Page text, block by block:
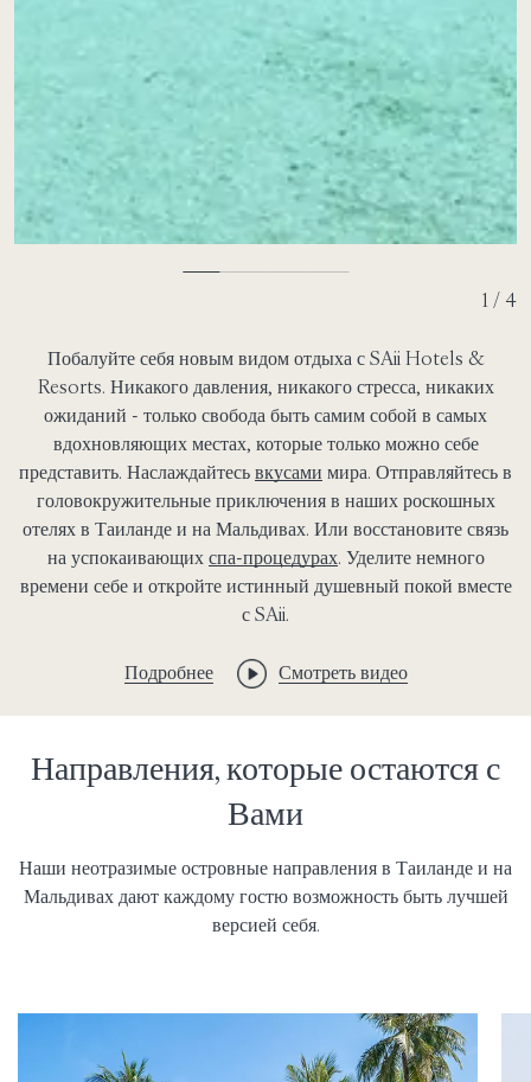
2 / 4
Побалуйте себя новым видом отдыха с SAii Hotels &
Resorts. Никакого давления, никакого стресса, никаких
ожиданий - только свобода быть самим собой в самых
вдохновляющих местах, которые только можно себе
представить. Наслаждайтесь вкусами мира. Отправляйтесь в
головокружительные приключения в наших роскошных
отелях в Таиланде и на Мальдивах. Или восстановите связь
на успокаивающих спа-процедурах. Уделите немного
времени себе и откройте истинный душевный покой вместе
с SAii.
Подробнее Смотреть видео
Направления, которые остаются с
Вами
Наши неотразимые островные направления в Таиланде и на
Мальдивах дают каждому гостю возможность быть лучшей
версией себя.